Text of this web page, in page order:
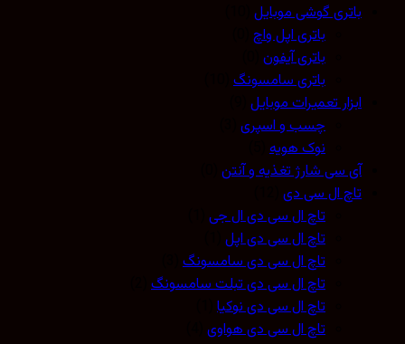
باتری گوشی موبایل(10)
باتری اپل واچ(0)
باتری آیفون(0)
باتری سامسونگ(10)
ابزار تعمیرات موبایل(9)
چسب و اسپری(3)
نوک هویه(5)
آی سی شارژ تغذیه و آنتن(0)
تاچ ال سی دی(12)
تاچ ال سی دی ال جی(1)
تاچ ال سی دی اپل(1)
تاچ ال سی دی سامسونگ(3)
تاچ ال سی دی تبلت سامسونگ(2)
تاچ ال سی دی نوکیا (1)
تاچ ال سی دی هواوی(4)